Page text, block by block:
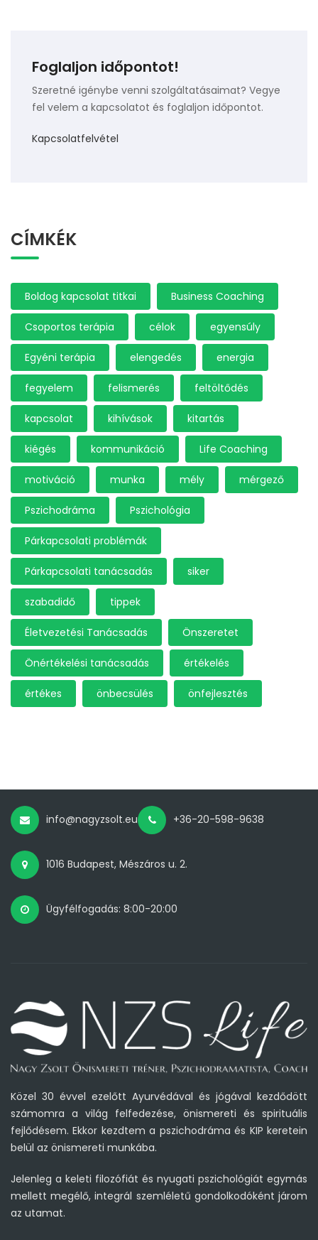
Foglaljon időpontot!
Szeretné igénybe venni szolgáltatásaimat? Vegye
fel velem a kapcsolatot és foglaljon időpontot.
Kapcsolatfelvétel
CÍMKÉK
Boldog kapcsolat titkai Business Coaching
Csoportos terápia célok egyensúly
Egyéni terápia elengedés energia
fegyelem felismerés feltöltődés
kapcsolat kihívások kitartás
kiégés kommunikáció Life Coaching
motiváció munka mély mérgező
Pszichodráma Pszichológia
Párkapcsolati problémák
Párkapcsolati tanácsadás siker
szabadidő tippek
Életvezetési Tanácsadás Önszeretet
Önértékelési tanácsadás értékelés
értékes önbecsülés önfejlesztés
info@nagyzsolt.eu +36-20-598-9638
1016 Budapest, Mészáros u. 2.
Ügyfélfogadás: 8:00-20:00
Közel 30 évvel ezelőtt Ayurvédával és jógával kezdődött
számomra a világ felfedezése, önismereti és spirituális
fejlődésem. Ekkor kezdtem a pszichodráma és KIP keretein
belül az önismereti munkába.
Jelenleg a keleti filozófiát és nyugati pszichológiát egymás
mellett megélő, integrál szemléletű gondolkodóként járom
az utamat.